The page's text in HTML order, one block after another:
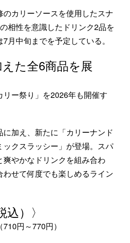
カリーソースを使用したスナ
相性を意識したドリンク2品を
月中旬までを予定している。
えた全6商品を展
ー祭り」を2026年も開催す
加え、新たに「カリーナンド
ックスラッシー」が登場。スパ
やかなドリンクを組み合わ
せて何度でも楽しめるライン
込）〉
円～770円）